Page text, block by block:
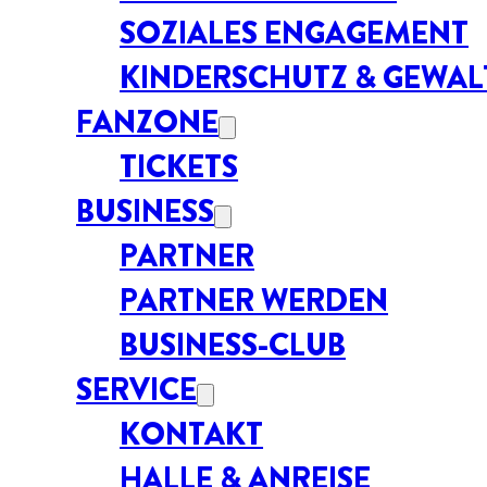
SOZIALES ENGAGEMENT
KINDERSCHUTZ &
FANZONE
TICKETS
BUSINESS
PARTNER
PARTNER WERDEN
BUSINESS-CLUB
SERVICE
KONTAKT